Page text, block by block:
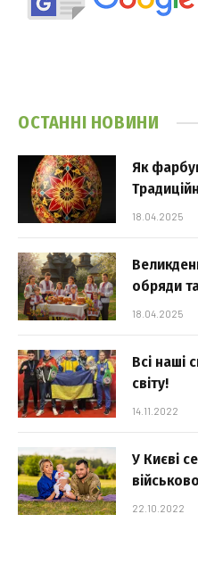
ОСТАННІ НОВИНИ
Як
18.04.2025
обряди
18.04.2025
Всі наші
світу!
14.11.2022
У Києві
22.10.2022